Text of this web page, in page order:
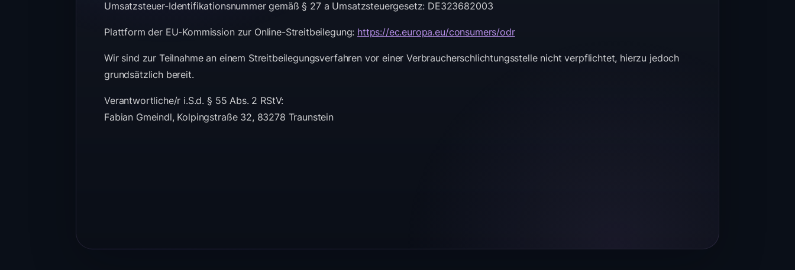
Umsatzsteuer-Identifikationsnummer gemäß § 27 a Umsatzsteuergesetz: DE323682003
Plattform der EU-Kommission zur Online-Streitbeilegung: https://ec.europa.eu/consumers/odr
Wir sind zur Teilnahme an einem Streitbeilegungsverfahren vor einer Verbraucherschlichtungsstelle nicht verpflichtet, hierzu jedoch
grundsätzlich bereit.
Verantwortliche/r i.S.d. § 55 Abs. 2 RStV:
Fabian Gmeindl, Kolpingstraße 32, 83278 Traunstein